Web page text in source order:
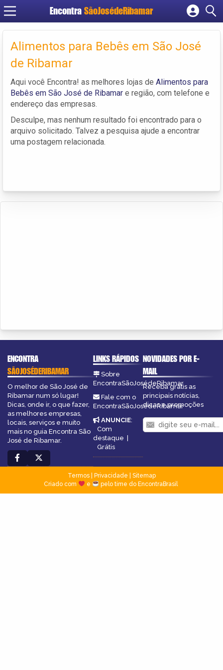
Encontra SãoJosédeRibamar
Cadastrar empresa
Criar conta
Alimentos para Bebês em São José
de Ribamar
Aqui você Encontra! as melhores lojas de Alimentos para
Bebês em São José de Ribamar e região, com telefone e
endereço das empresas.
Desculpe, mas nenhum resultado foi encontrado para o
arquivo solicitado. Talvez a pesquisa ajude a encontrar
uma postagem relacionada.
ENCONTRA
SÃOJOSÉDERIBAMAR
O melhor de São José de
Ribamar num só lugar!
Dicas, onde ir, o que fazer,
as melhores empresas,
locais, serviços e muito
mais no guia Encontra São
José de Ribamar.
LINKS RÁPIDOS
Sobre
EncontraSãoJosédeRibamar
Fale com o
EncontraSãoJosédeRibamar
ANUNCIE:
Com
destaque |
Grátis
NOVIDADES POR E-
MAIL
Receba grátis as
principais notícias,
dicas e promoções
Termos| Privacidade
Sitemap
Criado com
e pelo time do EncontraBrasil